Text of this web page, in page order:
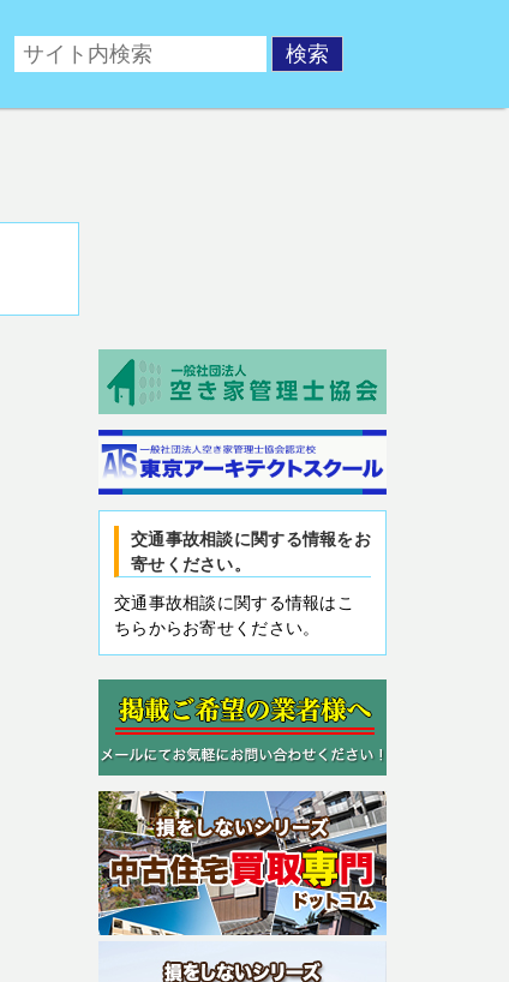
サイト。交通事故後の相談や、交通事故対策対策
交通事故相談に関する情報をお
寄せください。
交通事故相談に関する情報はこ
ちらからお寄せください。